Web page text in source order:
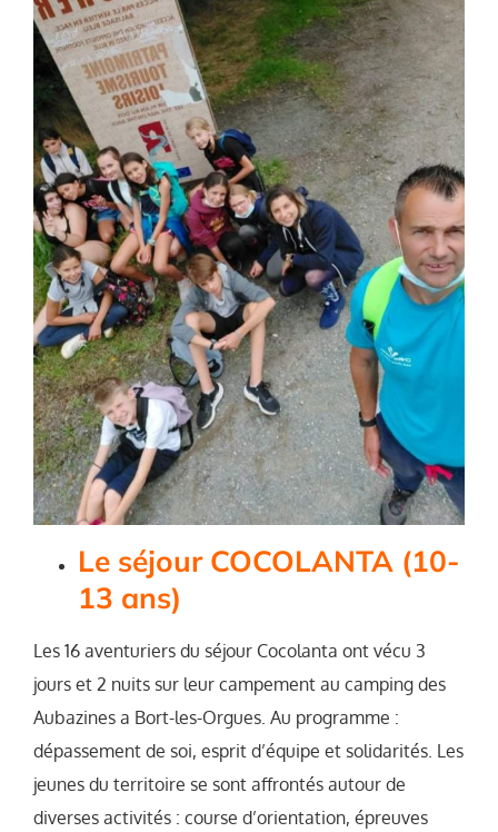
Le séjour COCOLANTA (10-
13 ans)
Les 16 aventuriers du séjour Cocolanta ont vécu 3
jours et 2 nuits sur leur campement au camping des
Aubazines a Bort-les-Orgues. Au programme :
dépassement de soi, esprit d’équipe et solidarités. Les
jeunes du territoire se sont affrontés autour de
diverses activités : course d’orientation, épreuves